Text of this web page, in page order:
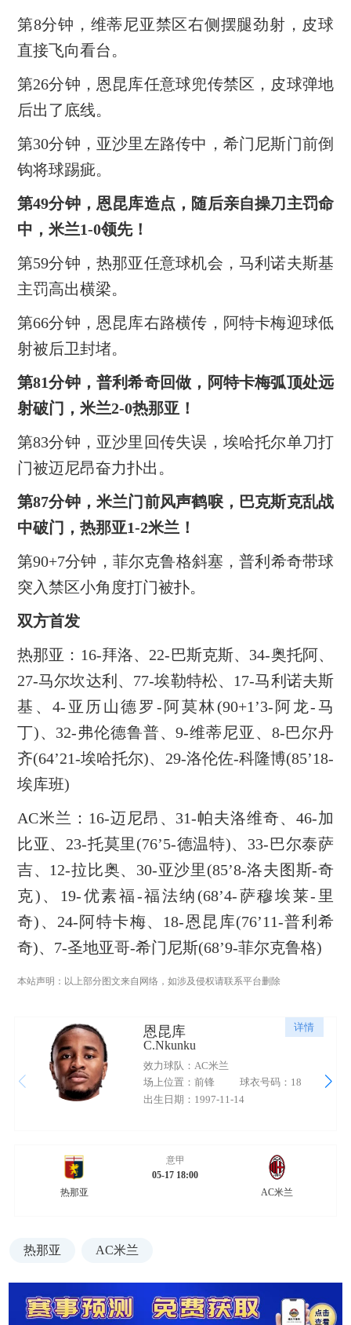
第8分钟，维蒂尼亚禁区右侧摆腿劲射，皮球
直接飞向看台。
第26分钟，恩昆库任意球兜传禁区，皮球弹地
后出了底线。
第30分钟，亚沙里左路传中，希门尼斯门前倒
钩将球踢疵。
第49分钟，恩昆库造点，随后亲自操刀主罚命
中，米兰1-0领先！
第59分钟，热那亚任意球机会，马利诺夫斯基
主罚高出横梁。
第66分钟，恩昆库右路横传，阿特卡梅迎球低
射被后卫封堵。
第81分钟，普利希奇回做，阿特卡梅弧顶处远
射破门，米兰2-0热那亚！
第83分钟，亚沙里回传失误，埃哈托尔单刀打
门被迈尼昂奋力扑出。
第87分钟，米兰门前风声鹤唳，巴克斯克乱战
中破门，热那亚1-2米兰！
第90+7分钟，菲尔克鲁格斜塞，普利希奇带球
突入禁区小角度打门被扑。
双方首发
热那亚：16-拜洛、22-巴斯克斯、34-奥托阿、
27-马尔坎达利、77-埃勒特松、17-马利诺夫斯
基、4-亚历山德罗-阿莫林(90+1’3-阿龙-马
丁)、32-弗伦德鲁普、9-维蒂尼亚、8-巴尔丹
齐(64’21-埃哈托尔)、29-洛伦佐-科隆博(85’18-
埃库班)
AC米兰：16-迈尼昂、31-帕夫洛维奇、46-加
比亚、23-托莫里(76’5-德温特)、33-巴尔泰萨
吉、12-拉比奥、30-亚沙里(85’8-洛夫图斯-奇
克)、19-优素福-福法纳(68’4-萨穆埃莱-里
奇)、24-阿特卡梅、18-恩昆库(76’11-普利希
奇)、7-圣地亚哥-希门尼斯(68’9-菲尔克鲁格)
本站声明：以上部分图文来自网络，如涉及侵权请联系平台删除
详情
恩昆库
C.Nkunku
效力球队：AC米兰
场上位置：前锋
球衣号码：18
出生日期：1997-11-14
热那亚
意甲
05-17 18:00
AC米兰
热那亚 AC米兰